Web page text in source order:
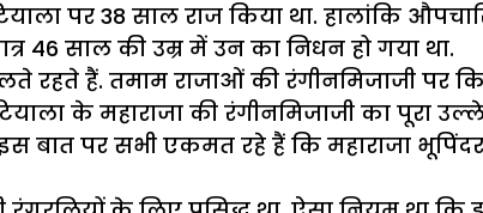
पर 38 साल राज किया था. हालांकि
46 साल की उम्र में उन का निधन हो गया था.
हैं. तमाम राजाओं की रंगीनमिजाजी पर
के महाराजा की रंगीनमिजाजी का पूरा
बात पर सभी एकमत रहे हैं कि महाराजा